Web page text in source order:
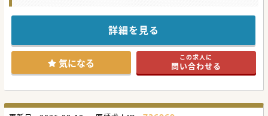
詳細を見る
気になる この求人に
問い合わせる